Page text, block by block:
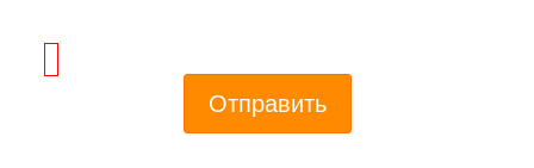
Отправить